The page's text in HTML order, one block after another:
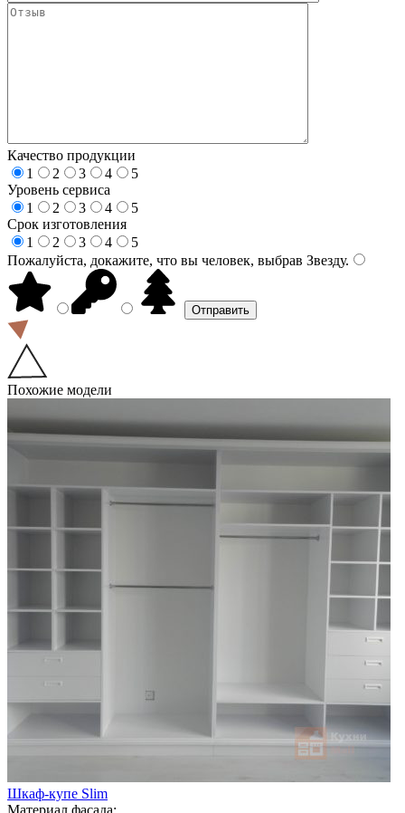
Качество продукции
1
2 3 4
5
Уровень сервиса
1
2 3 4
5
Срок изготовления
1
2 3 4
5
Пожалуйста, докажите, что вы человек, выбрав Звезду.
Похожие модели
Шкаф-купе Slim
Материал фасада: